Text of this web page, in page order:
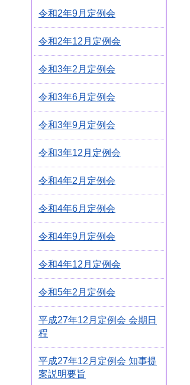
令和2年9月定例会
令和2年12月定例会
令和3年2月定例会
令和3年6月定例会
令和3年9月定例会
令和3年12月定例会
令和4年2月定例会
令和4年6月定例会
令和4年9月定例会
令和4年12月定例会
令和5年2月定例会
平成27年12月定例会 会期日
程
平成27年12月定例会 知事提
案説明要旨